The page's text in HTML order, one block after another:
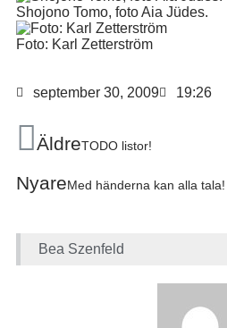
Shojono Tomo, foto Aia Jüdes.
Foto: Karl Zetterström
september 30, 2009 19:26
ÄldreTODO listor!
NyareMed händerna kan alla tala!
Bea Szenfeld